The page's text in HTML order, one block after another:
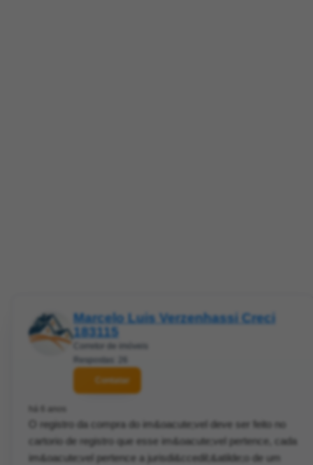
Marcelo Luis Verzenhassi Creci
183115
Contatar
O registro da compra do im&oacute;vel deve ser feito no
cartorio de registro que esse im&oacute;vel pertence, cada
im&oacute;vel pertence a jurisdi&ccedil;&atilde;o de um